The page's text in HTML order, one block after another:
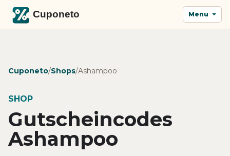
Menu
Cuponeto/Shops/Ashampoo
SHOP
Gutscheincodes
Ashampoo